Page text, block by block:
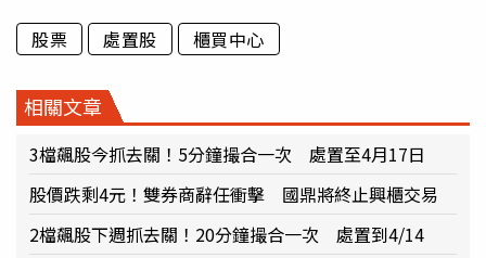
股票 處置股 櫃買中心
相關文章
3檔飆股今抓去關！5分鐘撮合一次 處置至4月17日
股價跌剩4元！雙券商辭任衝擊 國鼎將終止興櫃交易
2檔飆股下週抓去關！20分鐘撮合一次 處置到4/14